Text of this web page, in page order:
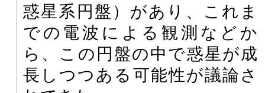
惑星系円盤）があり、これま
での電波による観測などか
ら、この円盤の中で惑星が成
長しつつある可能性が議論さ